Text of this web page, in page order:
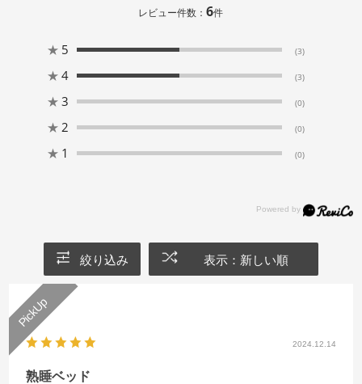
レビュー件数：6件
★ 5 (3)
★ 4 (3)
★ 3 (0)
★ 2 (0)
★ 1 (0)
絞り込み 表示：新しい順
2024.12.14
熟睡ベッド